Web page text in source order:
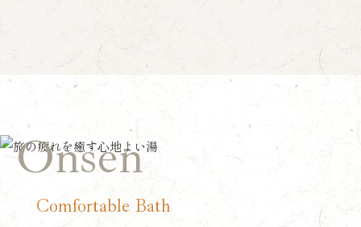
Onsen
Comfortable Bath